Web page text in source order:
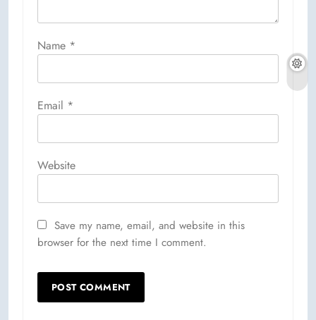
Name *
Email *
Website
Save my name, email, and website in this
browser for the next time I comment.